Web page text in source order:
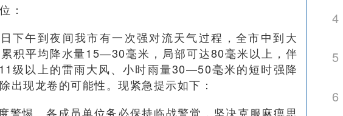
：
下午到夜间我市有一次强对流天气过程，全市中到大
积平均降水量15—30毫米，局部可达80毫米以上，伴
级以上的雷雨大风、小时雨量30—50毫米的短时强降
出现龙卷的可能性。现紧急提示如下：
警惕。 各成员单位务必保持临战警觉，坚决克服麻痹思
4
5
6